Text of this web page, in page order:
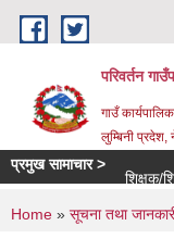
Skip to main content
परिवर्तन
गाउँ
लुम्बिनी प्रदेश,
प्रमुख सामाचार >
शिक्षक/
You are
Home » सूचना तथा